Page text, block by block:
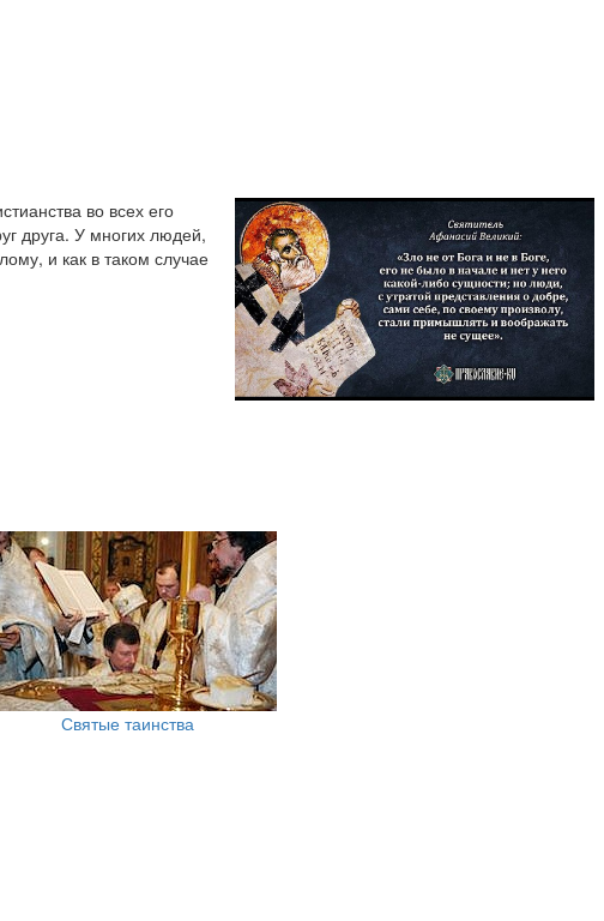
во всех его
друга. У многих людей,
и как в таком случае
Святые таинства